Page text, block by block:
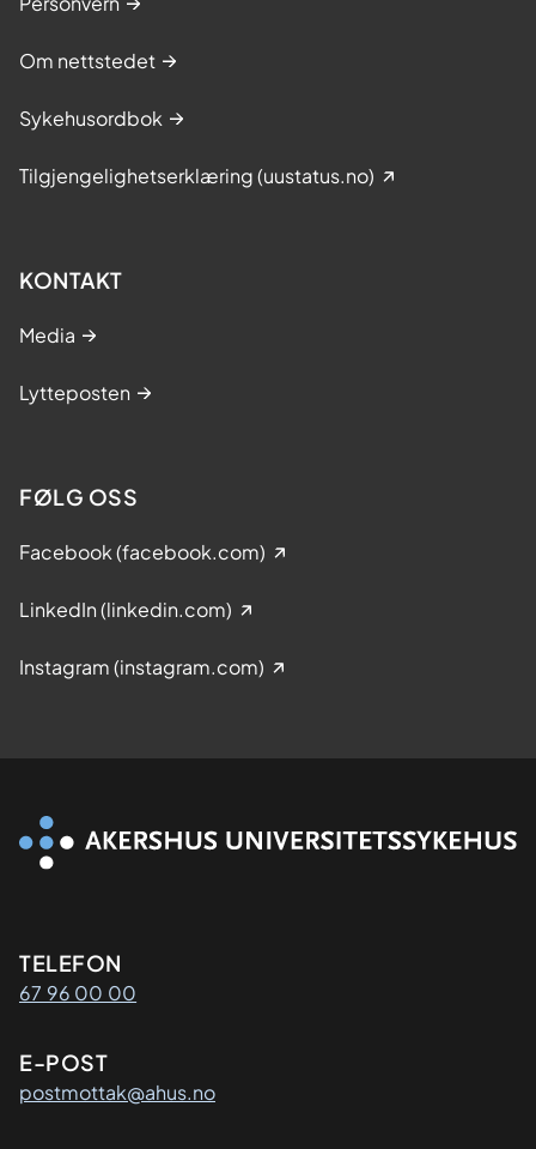
Om nettstedet
Sykehusordbok
Tilgjengelighetserklæring (uustatus.no)
KONTAKT
Media
Lytteposten
FØLG OSS
Facebook (facebook.com)
LinkedIn (linkedin.com)
Instagram (instagram.com)
Kontaktinformasjon
TELEFON
67 96 00 00
E-POST
postmottak@ahus.no